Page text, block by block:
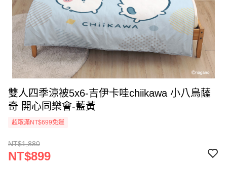
雙人四季涼被5x6-吉伊卡哇chiikawa 小八烏薩
奇 開心同樂會-藍黃
超取滿NT$699免運
NT$1,880
NT$899